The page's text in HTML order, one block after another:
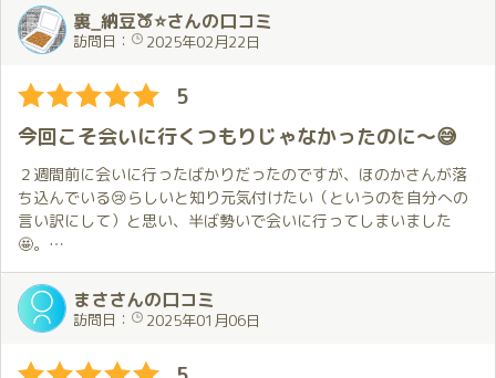
とが出来てたのしいし、広いのに暖かい。
まさに非日常を堪能できる空間だなと思いました。(鏡は自分の乱
れてる姿も見えてしまい、その点は興醒めですが😓)
とにかく、今回もとてもすてきな時間でした✨
ほのかちゃん💕本当にありがとう😊
毎回とはいきませんが、長い時間はアリです！
いする時間が取れないから次回の楽しみにするしかないのかな…
と思いながら当日を迎えました。
そのような状況であったのでドレス姿の穂香さんを想定していま
した。しかし、私の予想に反して、この日の穂香さんは私服でし
た。
事前にお話し出来なかったにもかかわらず、穂香さんが以前に私
服をリクエストしたときのことを思い出して私の好きな服を選ん
でくれていました。
全く予想していなかった私服の穂香さんにお会い出来てとても嬉
しかったです。
この出来事に加えてブログやSNSを見る時間もなかなか取れなか
ったこともあり、お会い出来たことが嬉しくてお部屋に着いたと
きに普段よりも長くハグしていました。
その後も穂香さんが私に合わせてくれるように何度もハグしてく
裏_納豆🍑⭐さんの口コミ
訪問日： 2025年02月22日
5
今回こそ会いに行くつもりじゃなかったのに～😅
２週間前に会いに行ったばかりだったのですが、ほのかさんが落
ち込んでいる😢らしいと知り元気付けたい（というのを自分への
言い訳にして）と思い、半ば勢いで会いに行ってしまいました
🤩。
今回も衣装のリクエストをしましたが、ちょっとマニアック過ぎ
てお持ちでは無かったのですが似た様なもので対応してくれまし
た😆。
まささんの口コミ
訪問日： 2025年01月06日